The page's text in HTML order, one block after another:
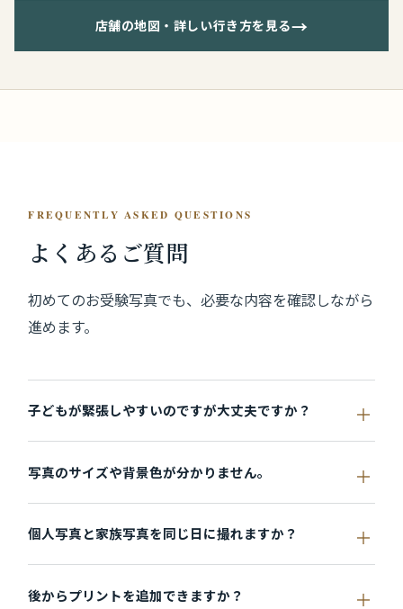
店舗の地図・詳しい行き方を見る→
FREQUENTLY ASKED QUESTIONS
よくあるご質問
初めてのお受験写真でも、必要な内容を確認しながら
進めます。
子どもが緊張しやすいのですが大丈夫ですか？
写真のサイズや背景色が分かりません。
個人写真と家族写真を同じ日に撮れますか？
後からプリントを追加できますか？